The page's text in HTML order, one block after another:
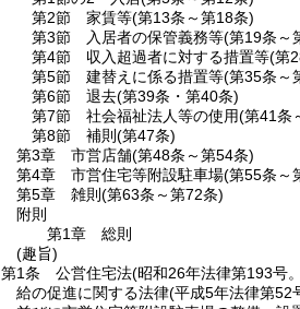
第2節
家賃等(第13条～第18条)
第3節
入居者の保管義務等(第19条～
第4節
収入超過者に対する措置等(第
第5節
建替えに係る措置等(第35条～
第6節
退去(第39条・第40条)
第7節
社会福祉法人等の使用(第41条
第8節
補則 (第47条)
第3章
市営店舗(第48条～第54条)
第4章
市営住宅等附設駐車場(第55条～
第5章
雑則 (第63条～第72条)
附則
第1章
総則
(趣旨)
第1条
公営住宅法(昭和26年法律第193号
給の促進に関する法律(平成5年法律第52